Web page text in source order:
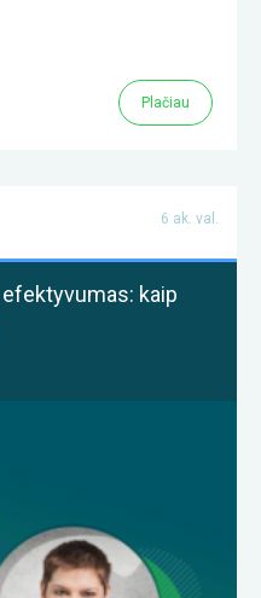
Plačiau
6 ak. val.
kaip